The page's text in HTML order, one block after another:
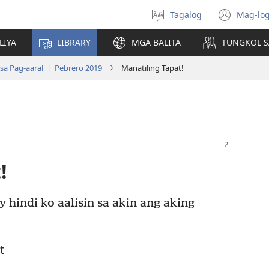
Pumili
ng
wika
Tagalog Mag-(may
na
LIBRARY MGA BALITA TUNGKOL
Pag-aaral | Pebrero 2019 Manatiling Tapat!
hindi ko aalisin sa akin ang aking